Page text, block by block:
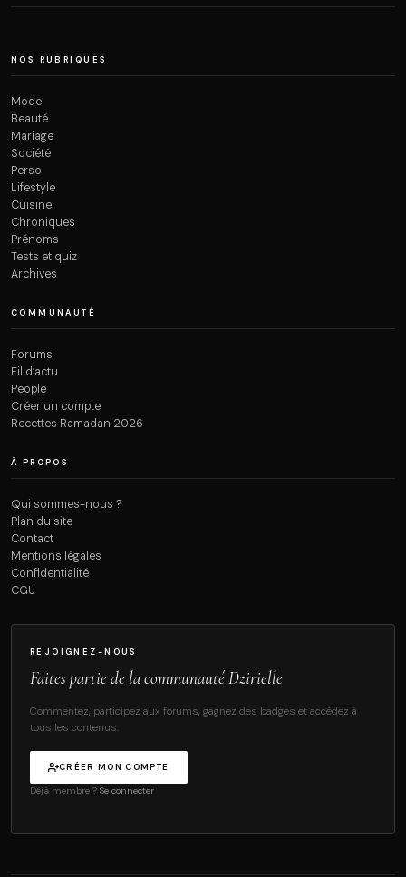
NOS RUBRIQUES
Mode
Beauté
Mariage
Société
Perso
Lifestyle
Cuisine
Chroniques
Prénoms
Tests et quiz
Archives
COMMUNAUTÉ
Forums
Fil d’actu
People
Créer un compte
Recettes Ramadan 2026
À PROPOS
Qui sommes-nous ?
Plan du site
Contact
Mentions légales
Confidentialité
CGU
REJOIGNEZ-NOUS
Faites partie de la communauté Dzirielle
Commentez, participez aux forums, gagnez des badges et accédez à
tous les contenus.
CRÉER MON COMPTE
Déjà membre ? Se connecter